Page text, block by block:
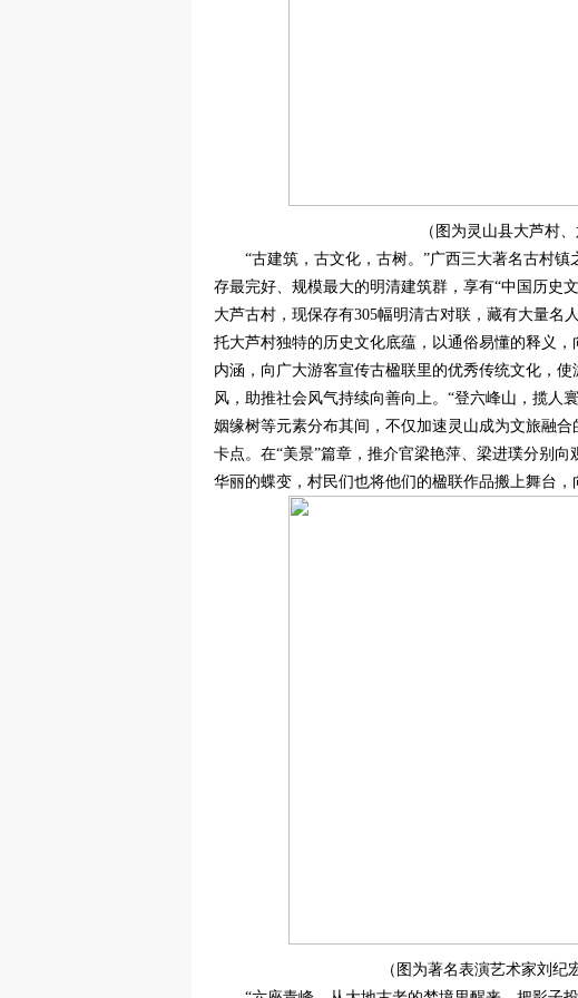
（图为灵山县大芦村
“古建筑，古文化，古树。”广西三大著名古村
存最完好、规模最大的明清建筑群，享有“中国历史
大芦古村，现保存有305幅明清古对联，藏有大量名
托大芦村独特的历史文化底蕴，以通俗易懂的释义，
内涵，向广大游客宣传古楹联里的优秀传统文化，
风，助推社会风气持续向善向上。“登六峰山，揽人
姻缘树等元素分布其间，不仅加速灵山成为文旅融
卡点。在“美景”篇章，推介官梁艳萍、梁进璞分别
华丽的蝶变，村民们也将他们的楹联作品搬上舞台，
（图为著名表演艺术家刘纪